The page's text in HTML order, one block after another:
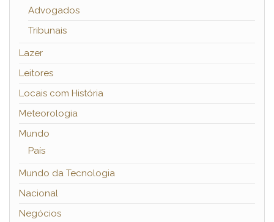
Advogados
Tribunais
Lazer
Leitores
Locais com História
Meteorologia
Mundo
País
Mundo da Tecnologia
Nacional
Negócios